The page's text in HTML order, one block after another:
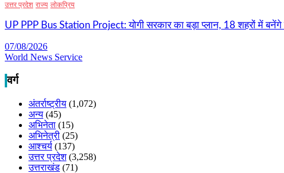
उत्तर प्रदेश राज्य लोकप्रिय
UP PPP Bus Station Project: योगी सरकार का बड़ा प्लान, 18 शहरों में
07/08/2026
World News Service
वर्ग
अंतर्राष्ट्रीय (1,072)
अन्य (45)
अभिनेता (15)
अभिनेत्री (25)
आश्चर्य (137)
उत्तर प्रदेश(3,258)
उत्तराखंड (71)